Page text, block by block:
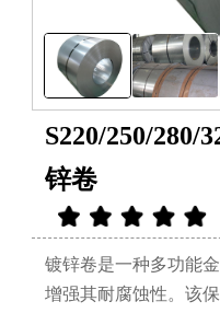
S220/250/280/
锌卷
镀锌卷是一种多功能
增强其耐腐蚀性。该